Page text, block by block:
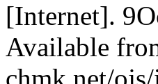
[Internet].
Available